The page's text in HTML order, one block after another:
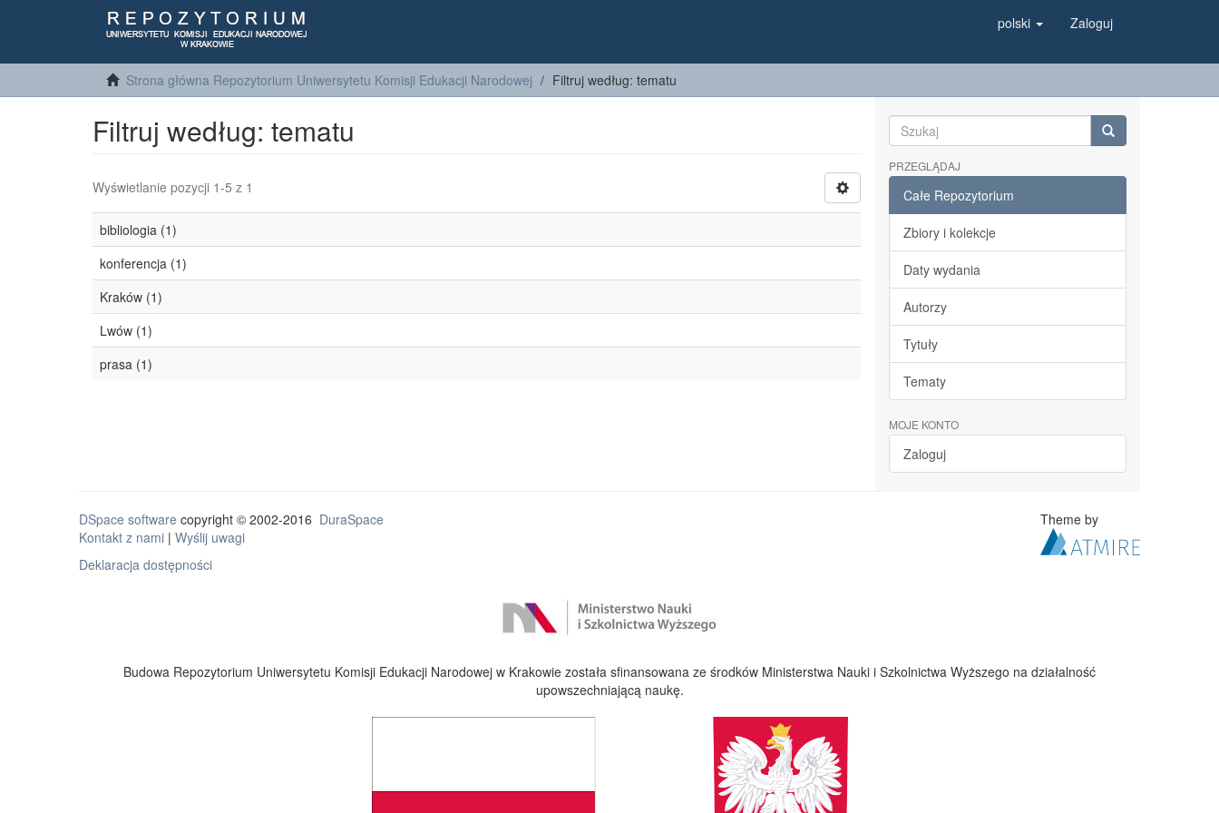
polski Zaloguj
Strona główna Repozytorium Uniwersytetu Komisji Edukacji Narodowej Filtruj według: tematu
Filtruj według: tematu
Wyświetlanie pozycji 1-5 z 1
bibliologia (1)
konferencja (1)
Kraków (1)
Lwów (1)
prasa (1)
PRZEGLĄDAJ
Całe Repozytorium
Zbiory i kolekcje
Daty wydania
Autorzy
Tytuły
Tematy
MOJE KONTO
Zaloguj
DSpace software copyright © 2002-2016 DuraSpace
Kontakt z nami | Wyślij uwagi
Deklaracja dostępności
Theme by
Budowa Repozytorium Uniwersytetu Komisji Edukacji Narodowej w Krakowie została sfinansowana ze środków Ministerstwa Nauki i Szkolnictwa Wyższego na działalność
upowszechniającą naukę.